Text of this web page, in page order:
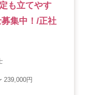
も立てやす
集中！/正社
239,000円